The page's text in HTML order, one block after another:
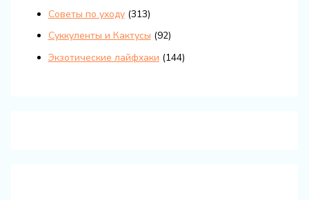
Советы по уходу(313)
Суккуленты и Кактусы (92)
Экзотические лайфхаки (144)